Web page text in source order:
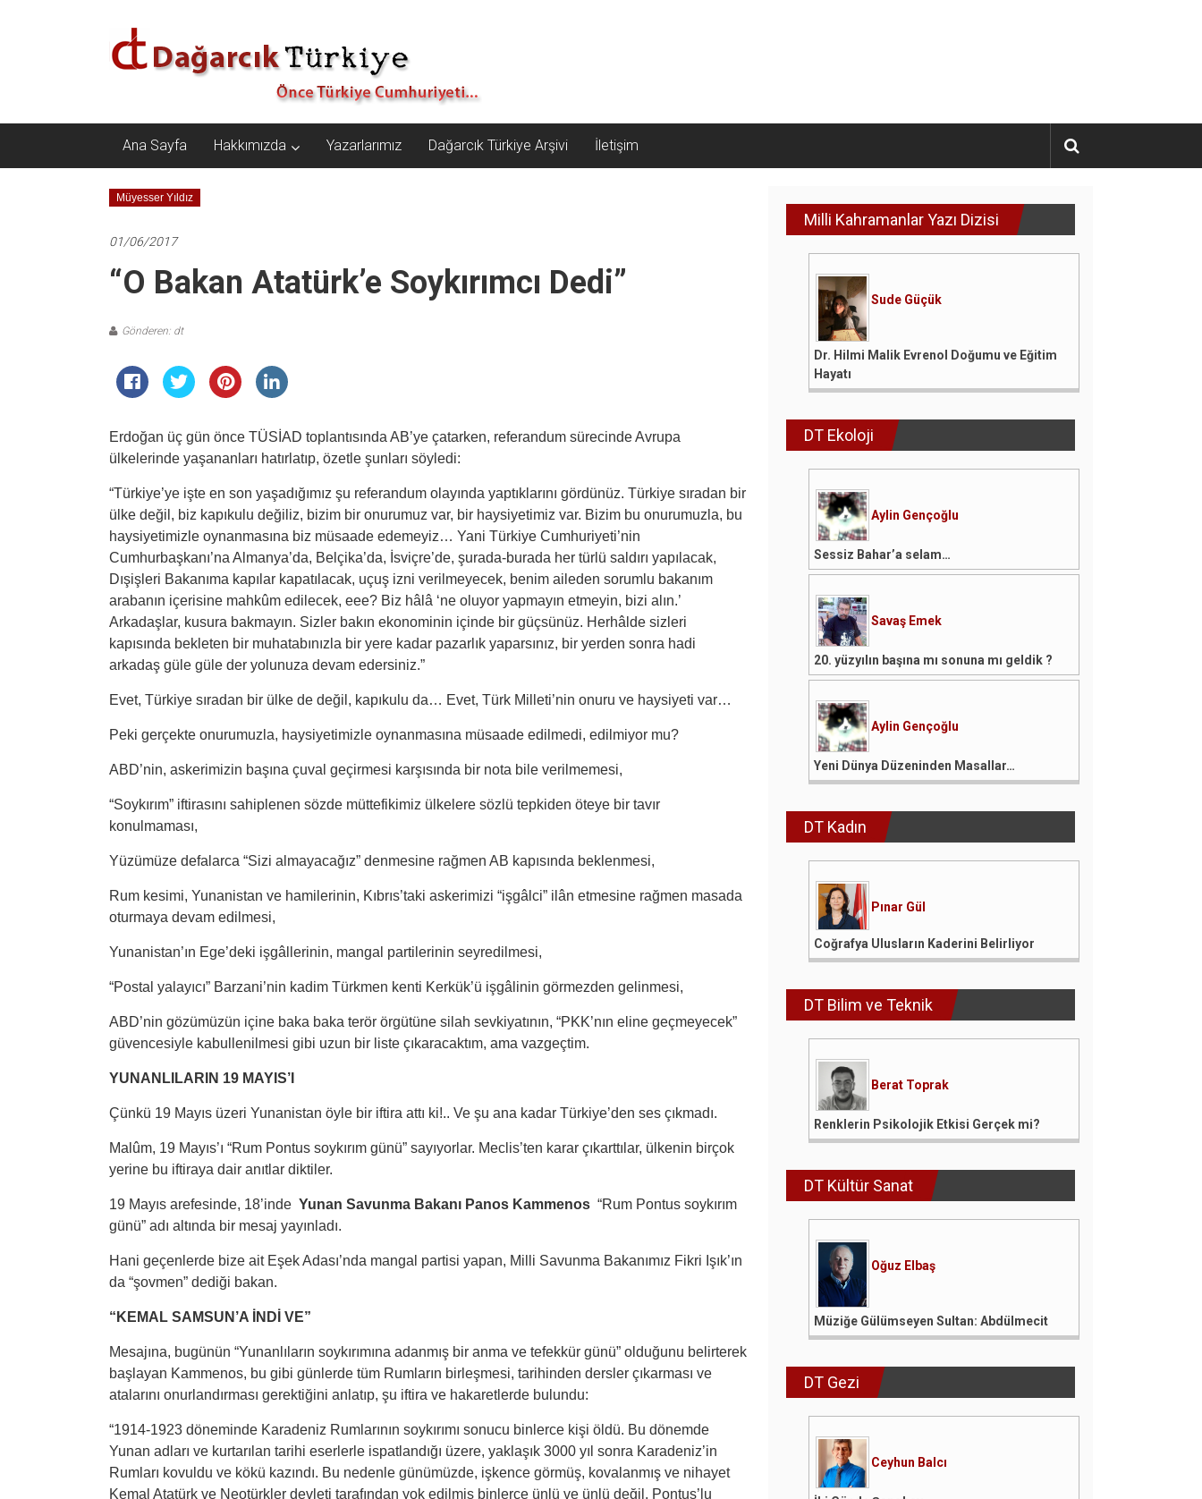
Dağarcık
Türkiye
Türkiye
Cumhuriyeti…
Ana Sayfa Hakkımızda Yazarlarımız Dağarcık Türkiye Arşivi İletişim
Müyesser Yıldız
01/06/2017
“O Bakan Atatürk’e Soykırımcı Dedi”
Gönderen: dt
Erdoğan üç gün önce TÜSİAD toplantısında AB’ye çatarken, referandum sürecinde Avrupa
ülkelerinde yaşananları hatırlatıp, özetle şunları söyledi:
“Türkiye’ye işte en son yaşadığımız şu referandum olayında yaptıklarını gördünüz. Türkiye sıradan bir
ülke değil, biz kapıkulu değiliz, bizim bir onurumuz var, bir haysiyetimiz var. Bizim bu onurumuzla, bu
haysiyetimizle oynanmasına biz müsaade edemeyiz… Yani Türkiye Cumhuriyeti’nin
Cumhurbaşkanı’na Almanya’da, Belçika’da, İsviçre’de, şurada-burada her türlü saldırı yapılacak,
Dışişleri Bakanıma kapılar kapatılacak, uçuş izni verilmeyecek, benim aileden sorumlu bakanım
arabanın içerisine mahkûm edilecek, eee? Biz hâlâ ‘ne oluyor yapmayın etmeyin, bizi alın.’
Arkadaşlar, kusura bakmayın. Sizler bakın ekonominin içinde bir güçsünüz. Herhâlde sizleri
kapısında bekleten bir muhatabınızla bir yere kadar pazarlık yaparsınız, bir yerden sonra hadi
arkadaş güle güle der yolunuza devam edersiniz.”
Evet, Türkiye sıradan bir ülke de değil, kapıkulu da… Evet, Türk Milleti’nin onuru ve haysiyeti var…
Peki gerçekte onurumuzla, haysiyetimizle oynanmasına müsaade edilmedi, edilmiyor mu?
ABD’nin, askerimizin başına çuval geçirmesi karşısında bir nota bile verilmemesi,
“Soykırım” iftirasını sahiplenen sözde müttefikimiz ülkelere sözlü tepkiden öteye bir tavır
konulmaması,
Yüzümüze defalarca “Sizi almayacağız” denmesine rağmen AB kapısında beklenmesi,
Rum kesimi, Yunanistan ve hamilerinin, Kıbrıs’taki askerimizi “işgâlci” ilân etmesine rağmen masada
oturmaya devam edilmesi,
Yunanistan’ın Ege’deki işgâllerinin, mangal partilerinin seyredilmesi,
“Postal yalayıcı” Barzani’nin kadim Türkmen kenti Kerkük’ü işgâlinin görmezden gelinmesi,
ABD’nin gözümüzün içine baka baka terör örgütüne silah sevkiyatının, “PKK’nın eline geçmeyecek”
güvencesiyle kabullenilmesi gibi uzun bir liste çıkaracaktım, ama vazgeçtim.
YUNANLILARIN 19 MAYIS’I
Çünkü 19 Mayıs üzeri Yunanistan öyle bir iftira attı ki!.. Ve şu ana kadar Türkiye’den ses çıkmadı.
Malûm, 19 Mayıs’ı “Rum Pontus soykırım günü” sayıyorlar. Meclis’ten karar çıkarttılar, ülkenin birçok
yerine bu iftiraya dair anıtlar diktiler.
19 Mayıs arefesinde, 18’inde Yunan Savunma Bakanı Panos Kammenos “Rum Pontus soykırım
günü” adı altında bir mesaj yayınladı.
Hani geçenlerde bize ait Eşek Adası’nda mangal partisi yapan, Milli Savunma Bakanımız Fikri Işık’ın
da “şovmen” dediği bakan.
“KEMAL SAMSUN’A İNDİ VE”
Mesajına, bugünün “Yunanlıların soykırımına adanmış bir anma ve tefekkür günü” olduğunu belirterek
başlayan Kammenos, bu gibi günlerde tüm Rumların birleşmesi, tarihinden dersler çıkarması ve
atalarını onurlandırması gerektiğini anlatıp, şu iftira ve hakaretlerde bulundu:
“1914-1923 döneminde Karadeniz Rumlarının soykırımı sonucu binlerce kişi öldü. Bu dönemde
Yunan adları ve kurtarılan tarihi eserlerle ispatlandığı üzere, yaklaşık 3000 yıl sonra Karadeniz’in
Rumları kovuldu ve kökü kazındı. Bu nedenle günümüzde, işkence görmüş, kovalanmış ve nihayet
Kemal Atatürk ve Neotürkler devleti tarafından yok edilmiş binlerce ünlü ve ünlü değil, Pontus’lu
Milli Kahramanlar Yazı Dizisi
Sude Güçük
Dr. Hilmi Malik Evrenol Doğumu ve Eğitim
Hayatı
DT Ekoloji
Aylin Gençoğlu
Sessiz Bahar’a selam…
Savaş Emek
20. yüzyılın başına mı sonuna mı geldik ?
Aylin Gençoğlu
Yeni Dünya Düzeninden Masallar…
DT Kadın
Pınar Gül
Coğrafya Ulusların Kaderini Belirliyor
DT Bilim ve Teknik
Berat Toprak
Renklerin Psikolojik Etkisi Gerçek mi?
DT Kültür Sanat
Oğuz Elbaş
Müziğe Gülümseyen Sultan: Abdülmecit
DT Gezi
Ceyhun Balcı